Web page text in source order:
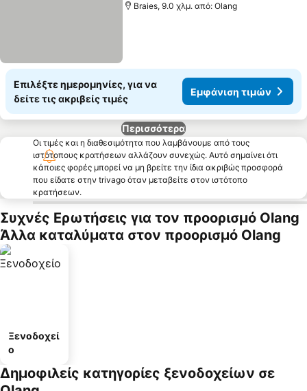
Braies, 9.0 χλμ. από: Olang
Επιλέξτε ημερομηνίες, για να
δείτε τις ακριβείς τιμές
Εμφάνιση τιμών
Περισσότερα
Οι τιμές και η διαθεσιμότητα που λαμβάνουμε από τους
ιστότοπους κρατήσεων αλλάζουν συνεχώς. Αυτό σημαίνει ότι
κάποιες φορές μπορεί να μη βρείτε την ίδια ακριβώς προσφορά
που είδατε στην trivago όταν μεταβείτε στον ιστότοπο
κρατήσεων.
Συχνές Ερωτήσεις για τον προορισμό Olang
Άλλα καταλύματα στον προορισμό Olang
Ξενοδοχεί
ο
Δημοφιλείς κατηγορίες ξενοδοχείων σε